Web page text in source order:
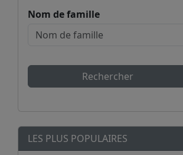
Nom de famille
Rechercher
LES PLUS POPULAIRES